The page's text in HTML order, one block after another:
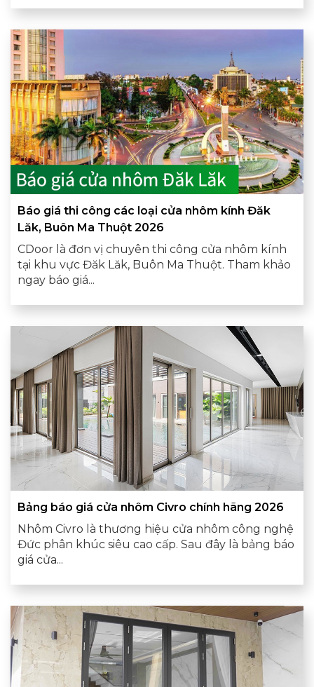
Báo giá thi công các loại cửa nhôm kính Đăk
Lăk, Buôn Ma Thuột 2026
CDoor là đơn vị chuyên thi công cửa nhôm kính
tại khu vực Đăk Lăk, Buôn Ma Thuột. Tham khảo
ngay báo giá...
Bảng báo giá cửa nhôm Civro chính hãng 2026
Nhôm Civro là thương hiệu cửa nhôm công nghệ
Đức phân khúc siêu cao cấp. Sau đây là bảng báo
giá cửa...